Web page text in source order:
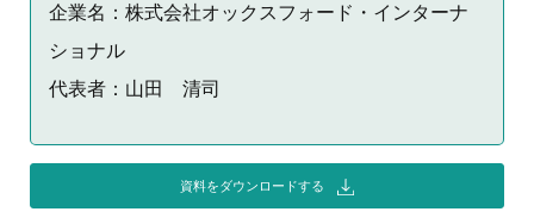
企業名：株式会社オックスフォード・インターナ
ショナル
代表者：山田 清司
資料をダウンロードする